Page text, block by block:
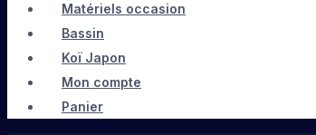
Matériels occasion
Bassin
Koï Japon
Mon compte
Panier